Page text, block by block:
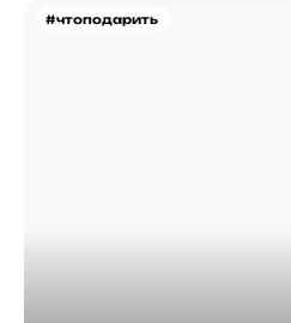
#чтоподарить